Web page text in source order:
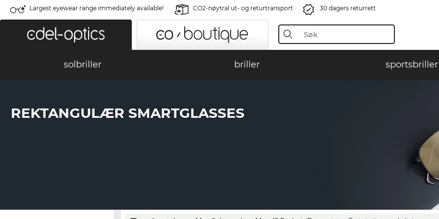
Largest eyewear range immediately available! CO2-nøytral ut- og returtransport 30 dagers returrett
solbriller briller sportsbriller
REKTANGULÆR SMARTGLASSES